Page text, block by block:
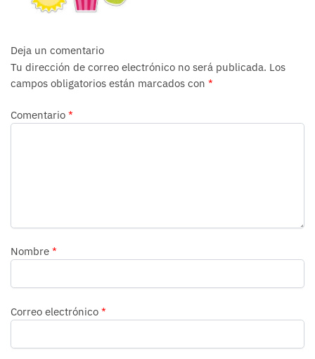
Deja un comentario
Tu dirección de correo electrónico no será publicada. Los
campos obligatorios están marcados con *
Comentario *
Nombre *
Correo electrónico *